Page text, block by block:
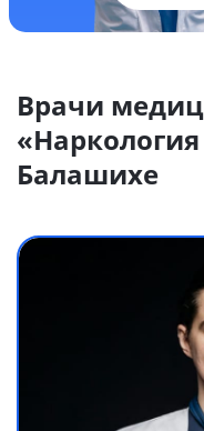
Врачи
Балашихе